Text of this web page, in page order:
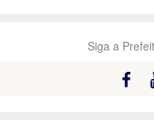
Siga a